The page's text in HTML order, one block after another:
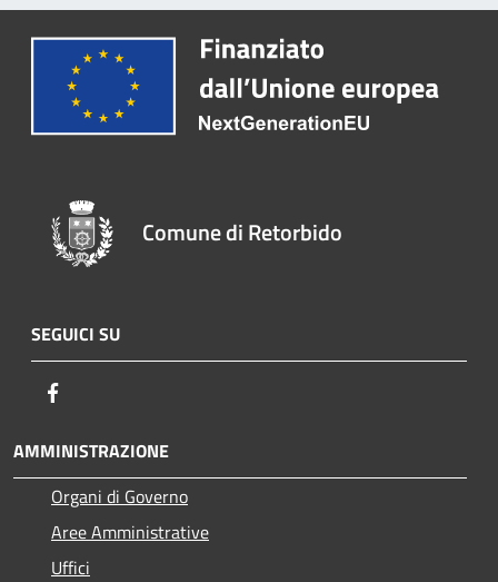
Comune di Retorbido
SEGUICI SU
AMMINISTRAZIONE
Organi di Governo
Aree Amministrative
Uffici